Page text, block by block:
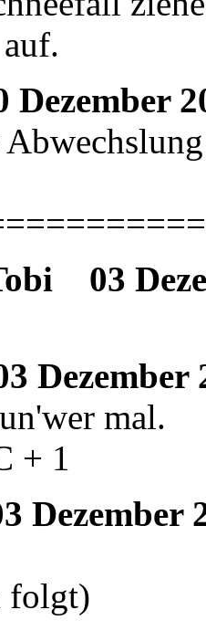
Dezember
03
Dezember
mal.
+ 1
Dezember
folgt)